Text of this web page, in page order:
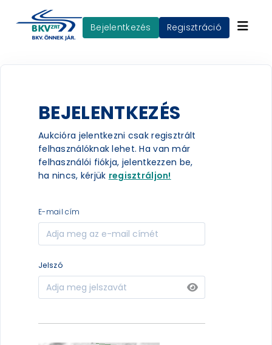
Bejelentkezés Regisztráció
BEJELENTKEZÉS
Aukcióra jelentkezni csak regisztrált
felhasználóknak lehet. Ha van már
felhasználói fiókja, jelentkezzen be,
ha nincs, kérjük regisztráljon!
e-mail cím
jelszó